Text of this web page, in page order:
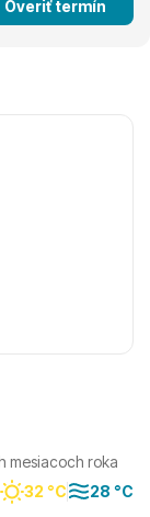
Overiť termín
mesiacoch roka
32 °C 28 °C